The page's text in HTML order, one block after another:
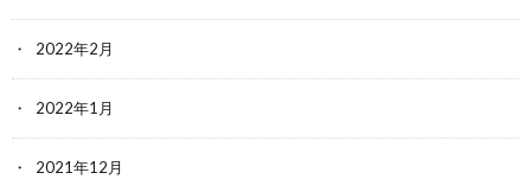
2022年2月
2022年1月
2021年12月